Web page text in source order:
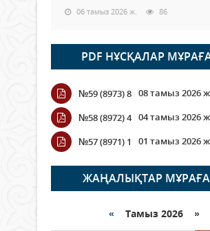
06 тамыз 2026 ж. 86
Open Air: Қызылорда облысы
полиция департаменті 20
мыңнан астам көрерменнің
қауіпсіздігін қамтамасыз етті
06 тамыз 2026 ж.
Wi-Fi ҚАБЫРҒА АРҚЫЛЫ
ӨТЕДІ?
06 тамыз 2026 ж. 264
граждане Казахстана,
PDF НҰСҚАЛАР
№59 (8973) 8 08 тамыз 2026
№58 (8972) 4 04 тамыз 2026
№57 (8971) 1
01 тамыз 2026
ЖАҢАЛЫҚТАР
« Тамыз 2026 »